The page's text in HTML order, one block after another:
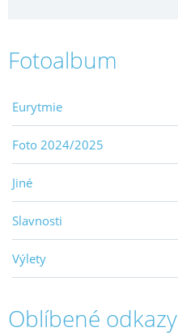
Fotoalbum
Eurytmie
Foto 2024/2025
Jiné
Slavnosti
Výlety
Oblíbené odkazy